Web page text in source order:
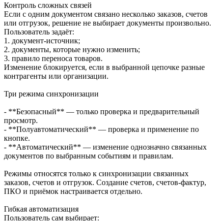
Контроль сложных связей
Если с одним документом связано несколько заказов, счетов
или отгрузок, решение не выбирает документы произвольно.
Пользователь задаёт:
1. документ-источник;
2. документы, которые нужно изменить;
3. правило переноса товаров.
Изменение блокируется, если в выбранной цепочке разные
контрагенты или организации.
Три режима синхронизации
- **Безопасный** — только проверка и предварительный
просмотр.
- **Полуавтоматический** — проверка и применение по
кнопке.
- **Автоматический** — изменение однозначно связанных
документов по выбранным событиям и правилам.
Режимы относятся только к синхронизации связанных
заказов, счетов и отгрузок. Создание счетов, счетов-фактур,
ПКО и приёмок настраивается отдельно.
Гибкая автоматизация
Пользователь сам выбирает: